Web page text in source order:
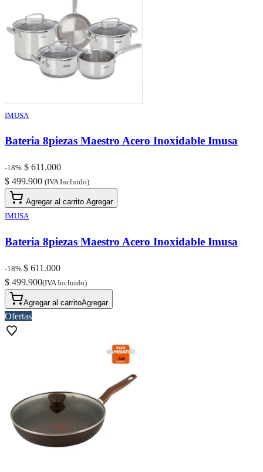
IMUSA
Bateria 8piezas Maestro Acero Inoxidable Imusa
-18% $ 611.000
$ 499.900 (IVA Incluido)
Agregar al carrito Agregar
IMUSA
Bateria 8piezas Maestro Acero Inoxidable Imusa
-18% $ 611.000
$ 499.900(IVA Incluido)
Agregar al carritoAgregar
Ofertas